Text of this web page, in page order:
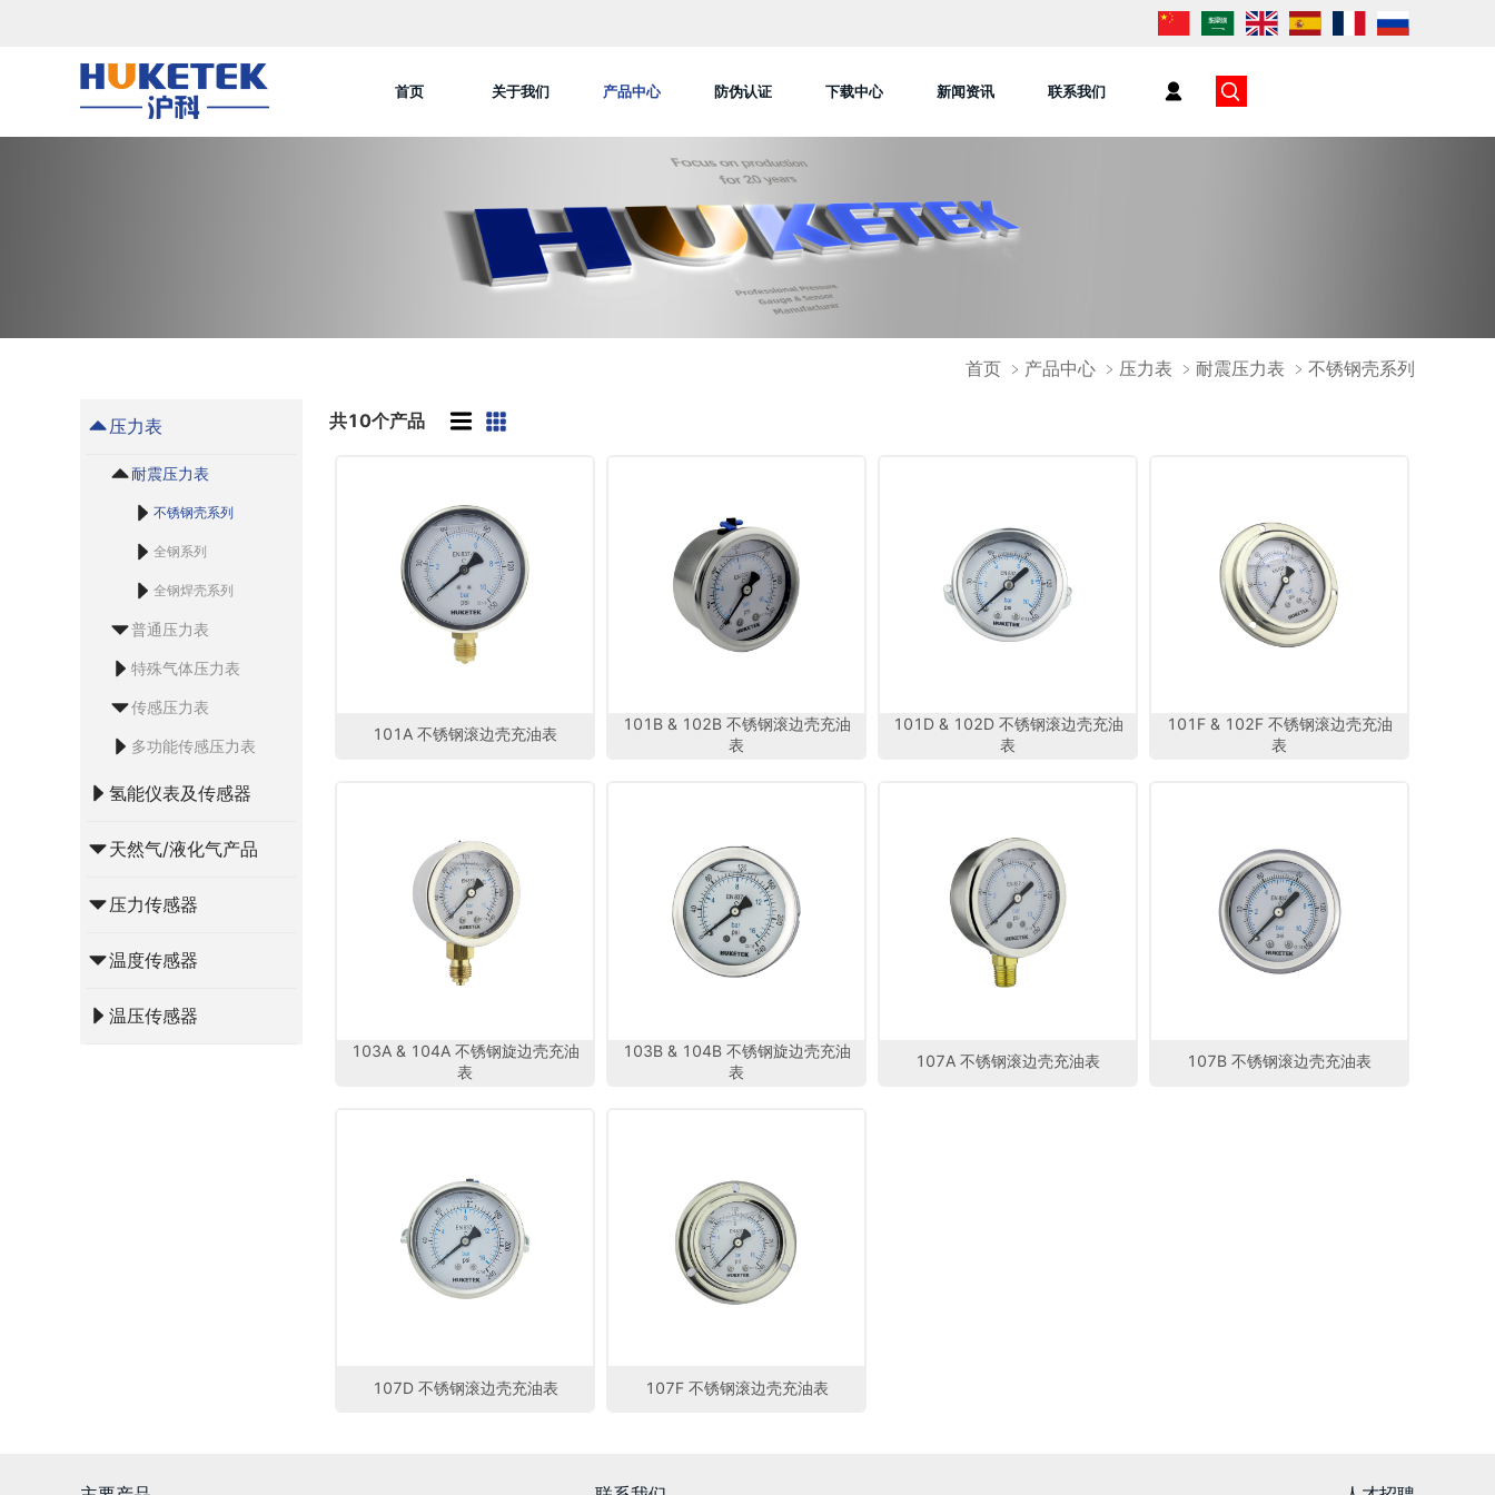
首页 关于我们 产品中心 防伪认证 下载中心 新闻资讯 联系我们
首页 ﹥ 产品中心 ﹥ 压力表 ﹥ 耐震压力表 ﹥ 不锈钢壳系列
压力表
耐震压力表
不锈钢壳系列
全钢系列
全钢焊壳系列
普通压力表
特殊气体压力表
传感压力表
多功能传感压力表
氢能仪表及传感器
天然气/液化气产品
压力传感器
温度传感器
温压传感器
共10个产品
101A 不锈钢滚边壳充油表
101B & 102B 不锈钢滚边壳充油
表
101D & 102D 不锈钢滚边壳充油
表
101F & 102F 不锈钢滚边壳充油
表
103A & 104A 不锈钢旋边壳充油
表
103B & 104B 不锈钢旋边壳充油
表
107A 不锈钢滚边壳充油表 107B 不锈钢滚边壳充油表
107D 不锈钢滚边壳充油表 107F 不锈钢滚边壳充油表